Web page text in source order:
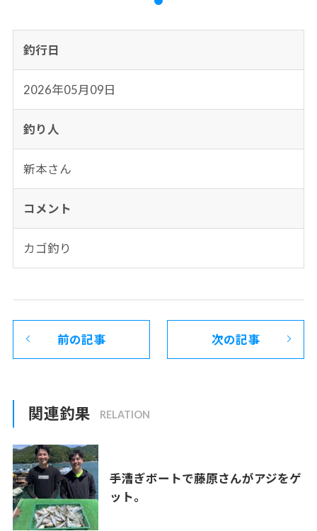
釣行日
2026年05月09日
釣り人
新本さん
コメント
カゴ釣り
前の記事 次の記事
関連釣果
手漕ぎボートで藤原さんがアジをゲ
ット。